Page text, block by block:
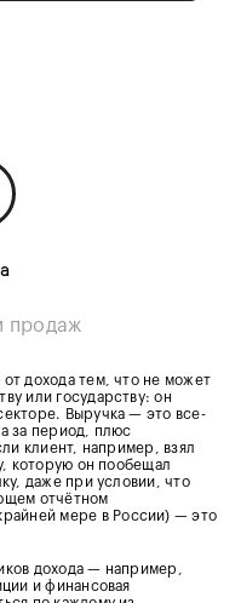
продаж
дохода тем, что не может
или государству: он
Выручка — это все-
за период, плюс
клиент, например, взял
которую он пообещал
даже при условии, что
отчётном
мере в России) — это
дохода — например,
и финансовая